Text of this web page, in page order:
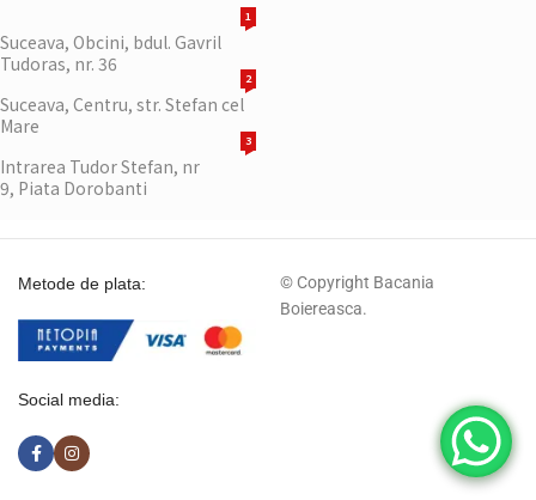
Suceava, Obcini, bdul. Gavril
Tudoras, nr. 36
1
Suceava, Centru, str. Stefan cel
Mare
2
Intrarea Tudor Stefan, nr
9, Piata Dorobanti
3
Metode de plata:
© Copyright Bacania
Boiereasca.
Social media: